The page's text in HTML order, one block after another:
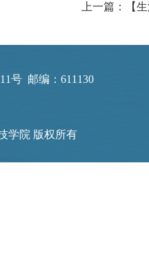
号 邮编：611130
学院 版权所有